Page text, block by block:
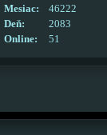
Online: 51
Mesiac:
46222
Deň:
2083